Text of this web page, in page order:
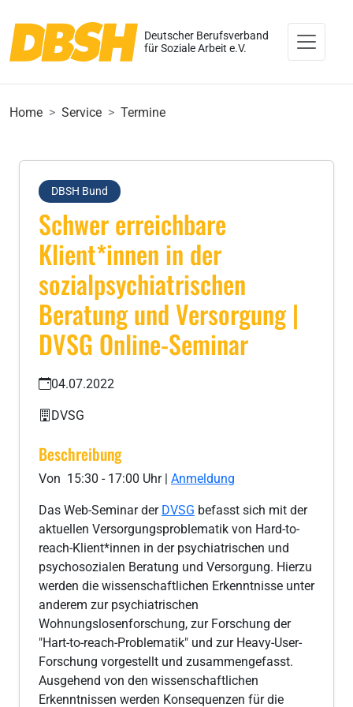
Deutscher Berufsverband
für Soziale Arbeit e.V.
Home Service Termine
DBSH Bund
Schwer erreichbare
Klient*innen in der
sozialpsychiatrischen
Beratung und Versorgung |
DVSG Online-Seminar
04.07.2022
DVSG
Beschreibung
Von 15:30 - 17:00 Uhr | Anmeldung
Das Web-Seminar der DVSG befasst sich mit der
aktuellen Versorgungsproblematik von Hard-to-
reach-Klient*innen in der psychiatrischen und
psychosozialen Beratung und Versorgung. Hierzu
werden die wissenschaftlichen Erkenntnisse unter
anderem zur psychiatrischen
Wohnungslosenforschung, zur Forschung der
"Hart-to-reach-Problematik" und zur Heavy-User-
Forschung vorgestellt und zusammengefasst.
Ausgehend von den wissenschaftlichen
Erkenntnissen werden Konsequenzen für die